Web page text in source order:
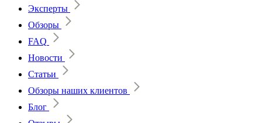
Эксперты
Обзоры
FAQ
Новости
Статьи
Обзоры наших клиентов
Блог